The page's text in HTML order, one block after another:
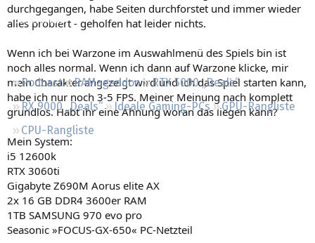
Leserartikel
Podcast RAMageddon
RTX 5000 „Deals“
RX 9000 „Deals“
Ideale Gaming-PCs
GPU-Rangliste
CPU-Rangliste
durchgegangen, habe Seiten durchforstet und immer wieder
alles probiert - geholfen hat leider nichts.
Wenn ich bei Warzone im Auswahlmenü des Spiels bin ist
noch alles normal. Wenn ich dann auf Warzone klicke, mir
mein Charakter angezeigt wird und ich das Spiel starten kann,
habe ich nur noch 3-5 FPS. Meiner Meinung nach komplett
grundlos. Habt ihr eine Ahnung woran das liegen kann?
Mein System:
i5 12600k
RTX 3060ti
Gigabyte Z690M Aorus elite AX
2x 16 GB DDR4 3600er RAM
1TB SAMSUNG 970 evo pro
Seasonic »FOCUS-GX-650« PC-Netzteil